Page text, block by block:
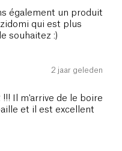
également un produit
qui est plus
souhaitez :)
2 jaar geleden
!!! Il m'arrive de le boire
et il est excellent